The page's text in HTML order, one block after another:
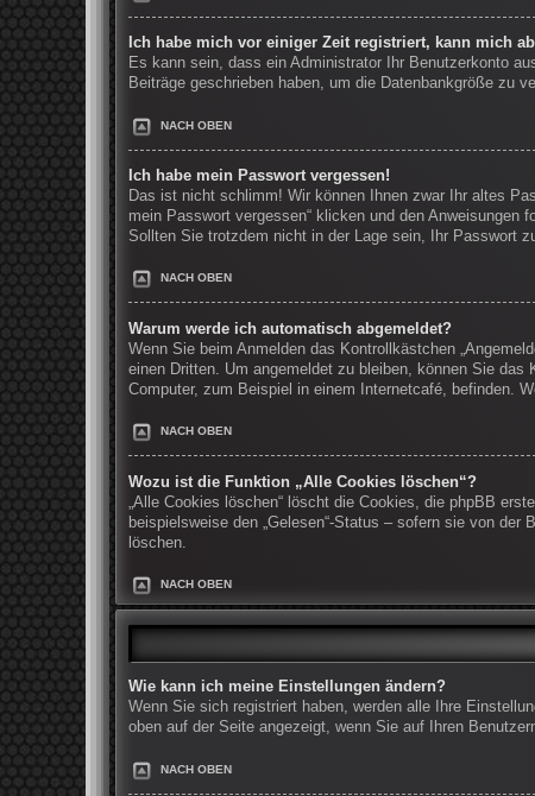
Ich habe mich vor einiger Zeit registriert, kann mich
Es kann sein, dass ein Administrator Ihr Benutzerkonto
Beiträge geschrieben haben, um die Datenbankgröße zu
NACH OBEN
Ich habe mein Passwort vergessen!
Das ist nicht schlimm! Wir können Ihnen zwar Ihr altes
mein Passwort vergessen“ klicken und den Anweisungen
Sollten Sie trotzdem nicht in der Lage sein, Ihr Passwort
NACH OBEN
Warum werde ich automatisch abgemeldet?
Wenn Sie beim Anmelden das Kontrollkästchen
einen Dritten. Um angemeldet zu bleiben, können Sie das
Computer, zum Beispiel in einem Internetcafé, befinden.
NACH OBEN
Wozu ist die Funktion „Alle Cookies löschen“?
„Alle Cookies löschen“ löscht die Cookies, die phpBB
beispielsweise den „Gelesen“-Status – sofern sie von
löschen.
NACH OBEN
Wie kann ich meine Einstellungen ändern?
Wenn Sie sich registriert haben, werden alle Ihre
oben auf der Seite angezeigt, wenn Sie auf Ihren
NACH OBEN